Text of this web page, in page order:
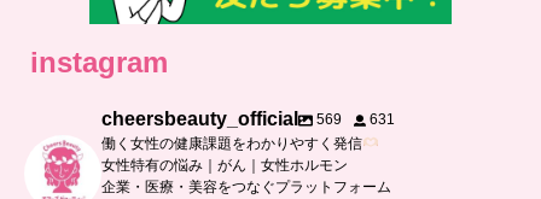
instagram
cheersbeauty_official 569
631
働く女性の健康課題をわかりやすく発信
女性特有の悩み｜がん｜女性ホルモン
企業・医療・美容をつなぐプラットフォーム